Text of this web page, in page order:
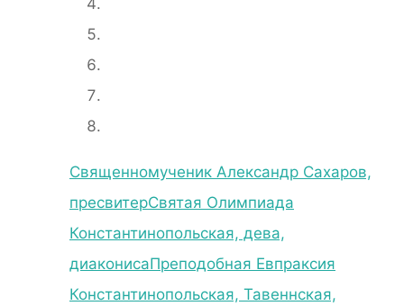
Священномученик Александр Сахаров,
пресвитерСвятая Олимпиада
Константинопольская, дева,
диаконисаПреподобная Евпраксия
Константинопольская, Тавеннская,